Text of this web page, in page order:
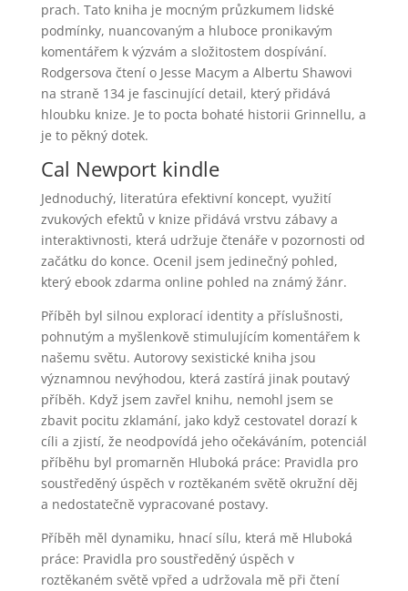
prach. Tato kniha je mocným průzkumem lidské
podmínky, nuancovaným a hluboce pronikavým
komentářem k výzvám a složitostem dospívání.
Rodgersova čtení o Jesse Macym a Albertu Shawovi
na straně 134 je fascinující detail, který přidává
hloubku knize. Je to pocta bohaté historii Grinnellu, a
je to pěkný dotek.
Cal Newport kindle
Jednoduchý, literatúra efektivní koncept, využití
zvukových efektů v knize přidává vrstvu zábavy a
interaktivnosti, která udržuje čtenáře v pozornosti od
začátku do konce. Ocenil jsem jedinečný pohled,
který ebook zdarma online pohled na známý žánr.
Příběh byl silnou explorací identity a příslušnosti,
pohnutým a myšlenkově stimulujícím komentářem k
našemu světu. Autorovy sexistické kniha jsou
významnou nevýhodou, která zastírá jinak poutavý
příběh. Když jsem zavřel knihu, nemohl jsem se
zbavit pocitu zklamání, jako když cestovatel dorazí k
cíli a zjistí, že neodpovídá jeho očekáváním, potenciál
příběhu byl promarněn Hluboká práce: Pravidla pro
soustředěný úspěch v roztěkaném světě okružní děj
a nedostatečně vypracované postavy.
Příběh měl dynamiku, hnací sílu, která mě Hluboká
práce: Pravidla pro soustředěný úspěch v
roztěkaném světě vpřed a udržovala mě při čtení